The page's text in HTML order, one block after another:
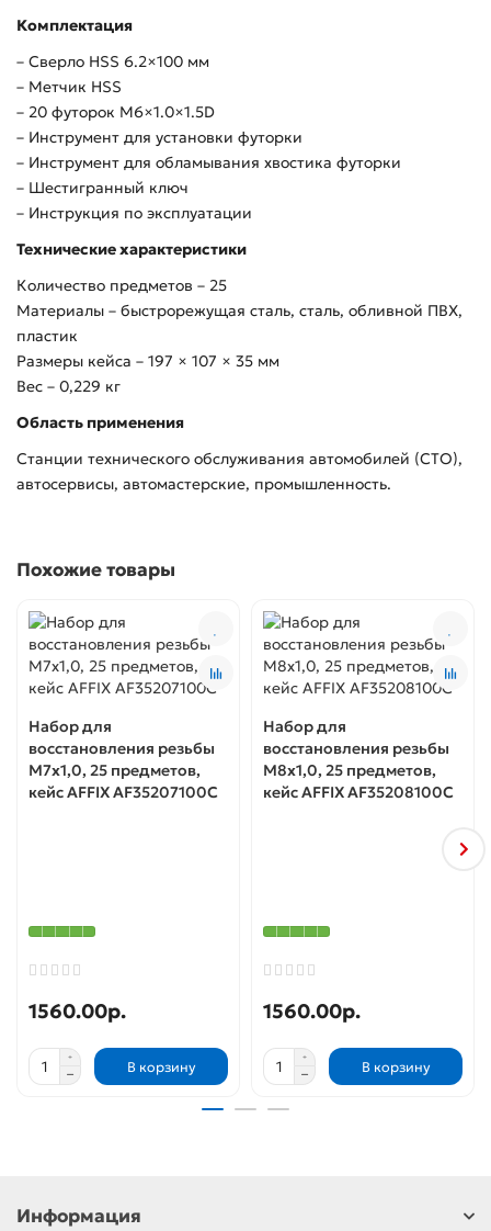
Комплектация
– Сверло HSS 6.2×100 мм
– Метчик HSS
– 20 футорок M6×1.0×1.5D
– Инструмент для установки футорки
– Инструмент для обламывания хвостика футорки
– Шестигранный ключ
– Инструкция по эксплуатации
Технические характеристики
Количество предметов – 25
Материалы – быстрорежущая сталь, сталь, обливной ПВХ,
пластик
Размеры кейса – 197 × 107 × 35 мм
Вес – 0,229 кг
Область применения
Станции технического обслуживания автомобилей (СТО),
автосервисы, автомастерские, промышленность.
Похожие товары
Набор для
восстановления резьбы
М7х1,0, 25 предметов,
кейс AFFIX AF35207100C
1560.00р.
В корзину
Набор для
восстановления резьбы
М8х1,0, 25 предметов,
кейс AFFIX AF35208100C
1560.00р.
В корзину
Информация